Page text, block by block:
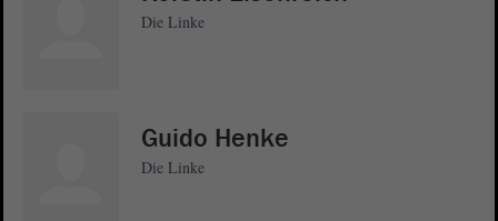
Die Linke
Guido Henke
Die Linke